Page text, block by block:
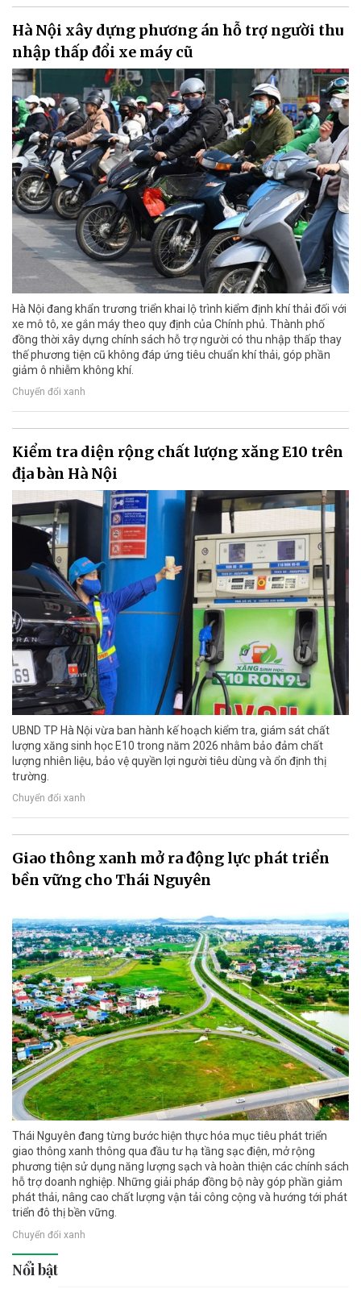
Hà Nội xây dựng phương án hỗ trợ người thu
nhập thấp đổi xe máy cũ
Hà Nội đang khẩn trương triển khai lộ trình kiểm định khí thải đối với
xe mô tô, xe gắn máy theo quy định của Chính phủ. Thành phố
đồng thời xây dựng chính sách hỗ trợ người có thu nhập thấp thay
thế phương tiện cũ không đáp ứng tiêu chuẩn khí thải, góp phần
giảm ô nhiễm không khí.
Chuyển đổi xanh
Kiểm tra diện rộng chất lượng xăng E10 trên
địa bàn Hà Nội
UBND TP Hà Nội vừa ban hành kế hoạch kiểm tra, giám sát chất
lượng xăng sinh học E10 trong năm 2026 nhằm bảo đảm chất
lượng nhiên liệu, bảo vệ quyền lợi người tiêu dùng và ổn định thị
trường.
Chuyển đổi xanh
Giao thông xanh mở ra động lực phát triển
bền vững cho Thái Nguyên
Thái Nguyên đang từng bước hiện thực hóa mục tiêu phát triển
giao thông xanh thông qua đầu tư hạ tầng sạc điện, mở rộng
phương tiện sử dụng năng lượng sạch và hoàn thiện các chính sách
hỗ trợ doanh nghiệp. Những giải pháp đồng bộ này góp phần giảm
phát thải, nâng cao chất lượng vận tải công cộng và hướng tới phát
triển đô thị bền vững.
Chuyển đổi xanh
Nổi bật